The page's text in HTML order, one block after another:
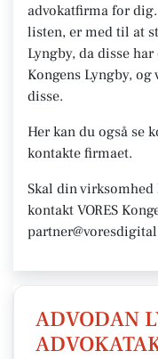
advokatfirma for
listen, er med til at
Lyngby, da disse har
Kongens Lyngby,
disse.
Her kan du også se
kontakte firmaet.
Skal din virksomhed
kontakt VORES
ADVODAN